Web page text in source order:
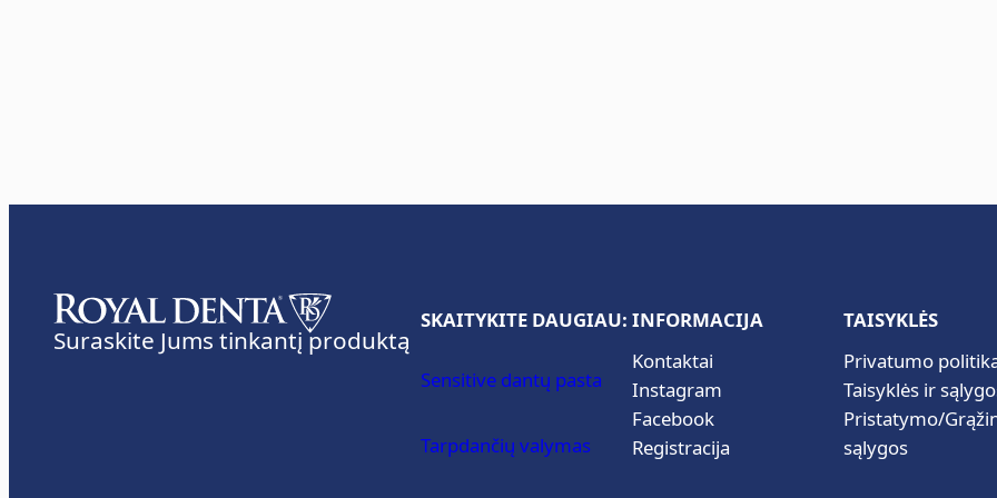
Suraskite Jums tinkantį produktą
SKAITYKITE DAUGIAU:
Sensitive dantų pasta
Tarpdančių valymas
INFORMACIJA
Kontaktai
Instagram
Facebook
Registracija
TAISYKLĖS
Privatumo
Taisyklės ir
Pristatymo/
sąlygos